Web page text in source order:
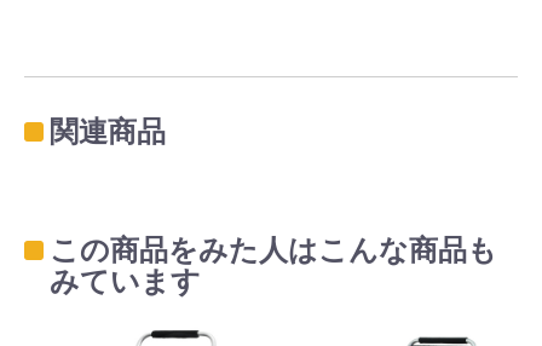
関連商品
この商品をみた人はこんな商品も
みています